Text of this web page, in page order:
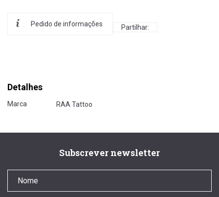
Pedido de informações Partilhar:
Detalhes
Marca RAA Tattoo
Subscrever newsletter